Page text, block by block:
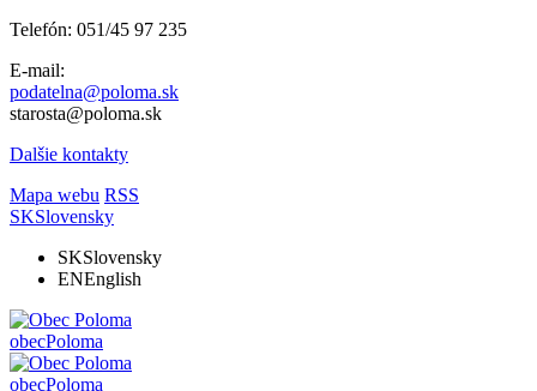
Telefón: 051/45 97 235
E-mail:
podatelna@poloma.sk
starosta@poloma.sk
Dalšie kontakty
Mapa webu RSS
SKSlovensky
SKSlovensky
ENEnglish
obecPoloma
obecPoloma